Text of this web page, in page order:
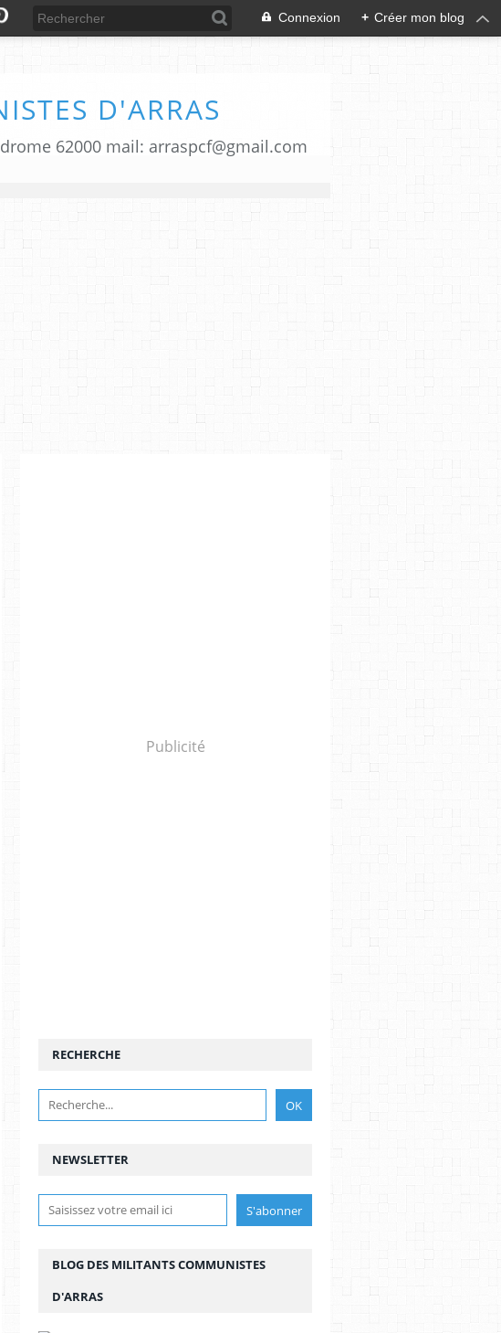
Connexion + Créer mon blog
D'ARRAS
62000 mail: arraspcf@gmail.com
Publicité
NEWSLETTER
RECHERCHE
BLOG DES MILITANTS COMMUNISTES
D'ARRAS